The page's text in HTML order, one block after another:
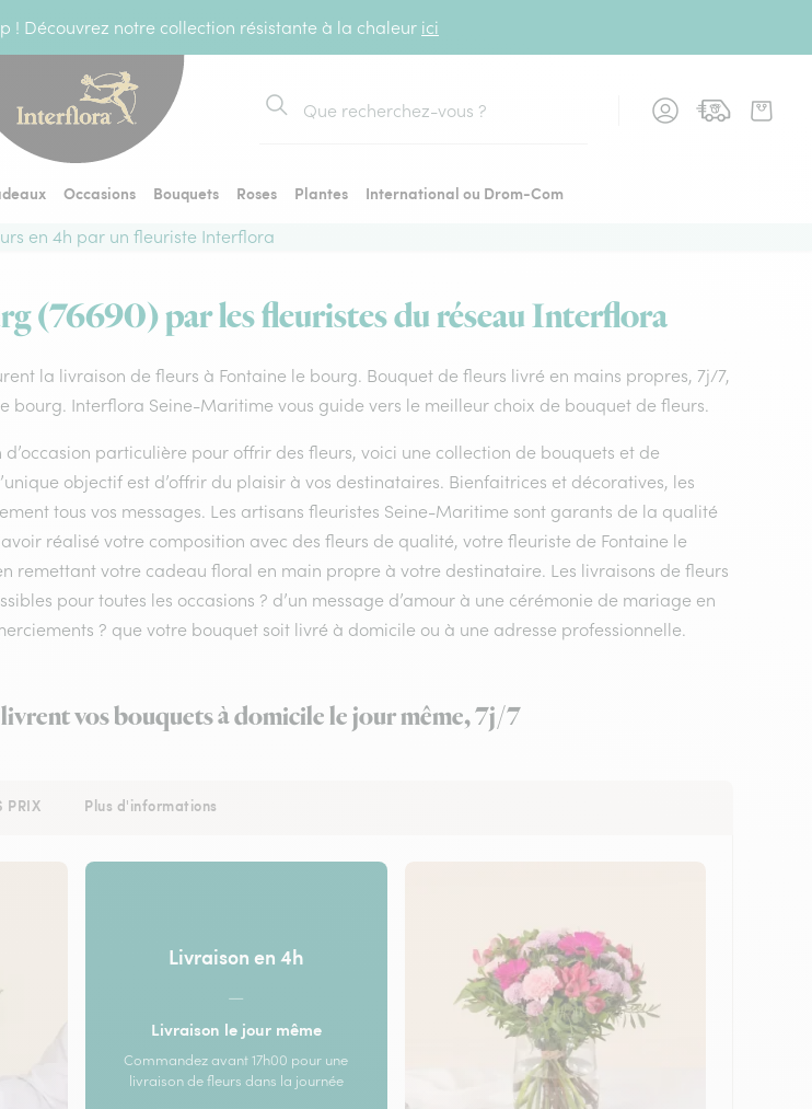
! Découvrez notre collection résistante à la chaleur ici
Rechercher
Occasions Bouquets Roses Plantes
International ou Drom-Com
en 4h par un fleuriste Interflora
(76690) par les fleuristes du réseau Interflora
la livraison de fleurs à Fontaine le bourg. Bouquet de fleurs livré en mains propres, 7j/7,
bourg. Interflora Seine-Maritime vous guide vers le meilleur choix de bouquet de fleurs.
d’occasion particulière pour offrir des fleurs, voici une collection de bouquets et de
objectif est d’offrir du plaisir à vos destinataires. Bienfaitrices et décoratives, les
tous vos messages. Les artisans fleuristes Seine-Maritime sont garants de la qualité
réalisé votre composition avec des fleurs de qualité, votre fleuriste de Fontaine le
remettant votre cadeau floral en main propre à votre destinataire. Les livraisons de fleurs
pour toutes les occasions ? d’un message d’amour à une cérémonie de mariage en
? que votre bouquet soit livré à domicile ou à une adresse professionnelle.
vos bouquets à domicile le jour même, 7j/7
PRIX Plus d'informations
Livraison en 4h
—
Livraison le jour même
Commandez avant 17h00 pour une
livraison de fleurs dans la journée